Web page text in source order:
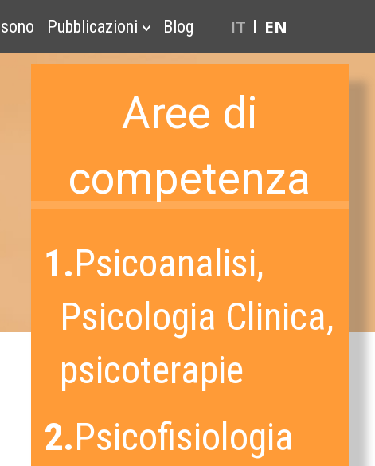
Pubblicazioni Blog IT EN
Aree di
competenza
1.Psicoanalisi,
Psicologia Clinica,
psicoterapie
2.Psicofisiologia